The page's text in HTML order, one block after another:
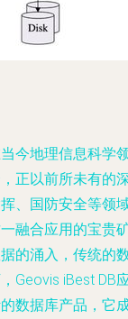
今地理信息科学
正以前所未有的
、国防安全等领
融合应用的宝贵
的涌入，传统的
Geovis iBest DB
数据库产品，它